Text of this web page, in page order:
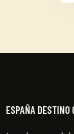
ESPAÑA DESTINO